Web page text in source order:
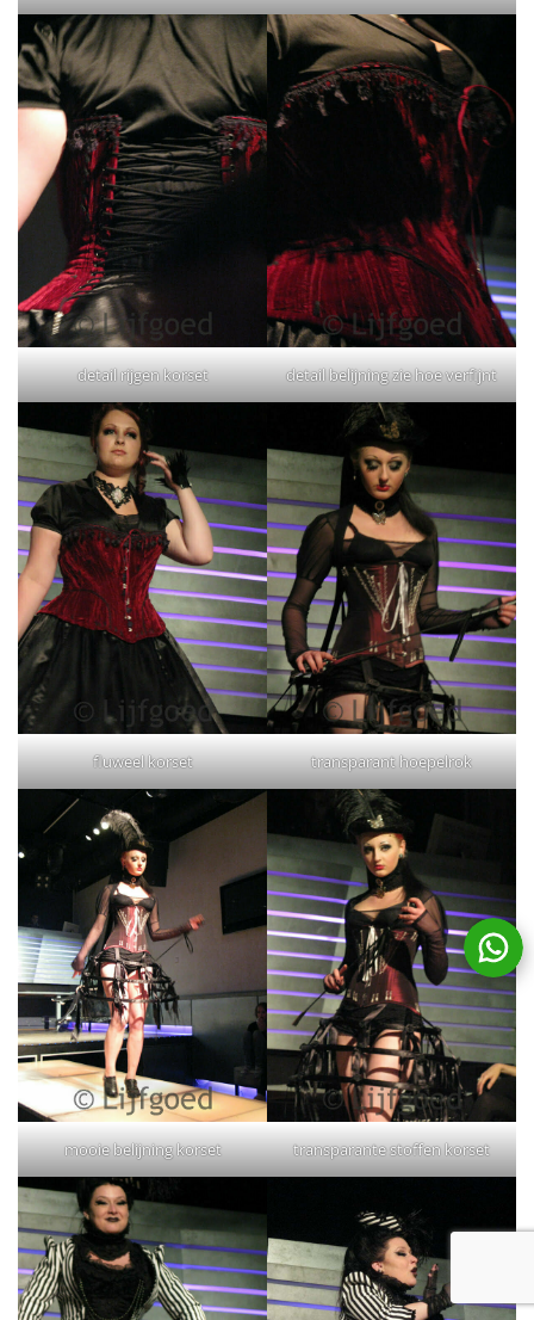
detail rijgen korset detail belijning zie hoe verfijnt
fluweel korset transparant hoepelrok
mooie belijning korset transparante stoffen korset